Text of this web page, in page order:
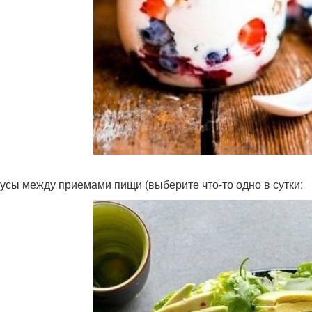
между приемами пищи (выберите что-то одно в сутки: